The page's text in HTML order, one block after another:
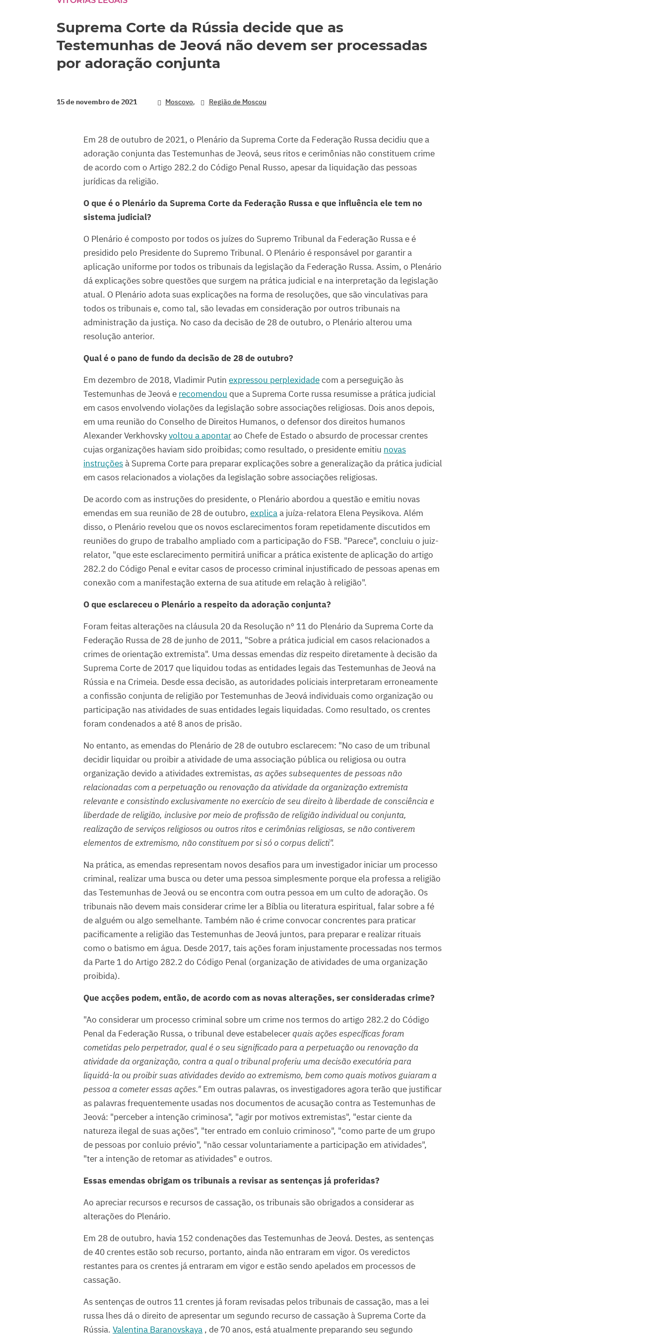
Suprema Corte da Rússia decide que as
Testemunhas de Jeová não devem ser processadas
por adoração conjunta
15 de novembro de 2021 Moscovo, Região de Moscou
Em 28 de outubro de 2021, o Plenário da Suprema Corte da Federação Russa decidiu que a
adoração conjunta das Testemunhas de Jeová, seus ritos e cerimônias não constituem crime
de acordo com o Artigo 282.2 do Código Penal Russo, apesar da liquidação das pessoas
jurídicas da religião.
O que é o Plenário da Suprema Corte da Federação Russa e que influência ele tem no
sistema judicial?
O Plenário é composto por todos os juízes do Supremo Tribunal da Federação Russa e é
presidido pelo Presidente do Supremo Tribunal. O Plenário é responsável por garantir a
aplicação uniforme por todos os tribunais da legislação da Federação Russa. Assim, o Plenário
dá explicações sobre questões que surgem na prática judicial e na interpretação da legislação
atual. O Plenário adota suas explicações na forma de resoluções, que são vinculativas para
todos os tribunais e, como tal, são levadas em consideração por outros tribunais na
administração da justiça. No caso da decisão de 28 de outubro, o Plenário alterou uma
resolução anterior.
Qual é o pano de fundo da decisão de 28 de outubro?
Em dezembro de 2018, Vladimir Putin expressou perplexidadecom a perseguição às
Testemunhas de Jeová e recomendou que a Suprema Corte russa resumisse a prática judicial
em casos envolvendo violações da legislação sobre associações religiosas. Dois anos depois,
em uma reunião do Conselho de Direitos Humanos, o defensor dos direitos humanos
Alexander Verkhovskyvoltou a apontarao Chefe de Estado o absurdo de processar crentes
cujas organizações haviam sido proibidas; como resultado, o presidente emitiu novas
instruçõesà Suprema Corte para preparar explicações sobre a generalização da prática judicial
em casos relacionados a violações da legislação sobre associações religiosas.
De acordo com as instruções do presidente, o Plenário abordou a questão e emitiu novas
emendas em sua reunião de 28 de outubro, explicaa juíza-relatora Elena Peysikova. Além
disso, o Plenário revelou que os novos esclarecimentos foram repetidamente discutidos em
reuniões do grupo de trabalho ampliado com a participação do FSB. "Parece", concluiu o juiz-
relator, "que este esclarecimento permitirá unificar a prática existente de aplicação do artigo
282.2 do Código Penal e evitar casos de processo criminal injustificado de pessoas apenas em
conexão com a manifestação externa de sua atitude em relação à religião".
O que esclareceu o Plenário a respeito da adoração conjunta?
Foram feitas alterações na cláusula 20 da Resolução nº 11 do Plenário da Suprema Corte da
Federação Russa de 28 de junho de 2011, "Sobre a prática judicial em casos relacionados a
crimes de orientação extremista". Uma dessas emendas diz respeito diretamente à decisão da
Suprema Corte de 2017 que liquidou todas as entidades legais das Testemunhas de Jeová na
Rússia e na Crimeia. Desde essa decisão, as autoridades policiais interpretaram erroneamente
a confissão conjunta de religião por Testemunhas de Jeová individuais como organização ou
participação nas atividades de suas entidades legais liquidadas. Como resultado, os crentes
foram condenados a até 8 anos de prisão.
No entanto, as emendas do Plenário de 28 de outubro esclarecem: "No caso de um tribunal
decidir liquidar ou proibir a atividade de uma associação pública ou religiosa ou outra
organização devido a atividades extremistas, as ações subsequentes de pessoas não
relacionadas com a perpetuação ou renovação da atividade da organização extremista
relevante e consistindo exclusivamente no exercício de seu direito à liberdade de consciência e
liberdade de religião, inclusive por meio de profissão de religião individual ou conjunta,
realização de serviços religiosos ou outros ritos e cerimônias religiosas, se não contiverem
elementos de extremismo, não constituem por si só o corpus delicti".
Na prática, as emendas representam novos desafios para um investigador iniciar um processo
criminal, realizar uma busca ou deter uma pessoa simplesmente porque ela professa a religião
das Testemunhas de Jeová ou se encontra com outra pessoa em um culto de adoração. Os
tribunais não devem mais considerar crime ler a Bíblia ou literatura espiritual, falar sobre a fé
de alguém ou algo semelhante. Também não é crime convocar concrentes para praticar
pacificamente a religião das Testemunhas de Jeová juntos, para preparar e realizar rituais
como o batismo em água. Desde 2017, tais ações foram injustamente processadas nos termos
da Parte 1 do Artigo 282.2 do Código Penal (organização de atividades de uma organização
proibida).
Que acções podem, então, de acordo com as novas alterações, ser consideradas crime?
"Ao considerar um processo criminal sobre um crime nos termos do artigo 282.2 do Código
Penal da Federação Russa, o tribunal deve estabelecer quais ações específicas foram
cometidas pelo perpetrador, qual é o seu significado para a perpetuação ou renovação da
atividade da organização, contra a qual o tribunal proferiu uma decisão executória para
liquidá-la ou proibir suas atividades devido ao extremismo, bem como quais motivos guiaram a
pessoa a cometer essas ações." Em outras palavras, os investigadores agora terão que justificar
as palavras frequentemente usadas nos documentos de acusação contra as Testemunhas de
Jeová: "perceber a intenção criminosa", "agir por motivos extremistas", "estar ciente da
natureza ilegal de suas ações", "ter entrado em conluio criminoso", "como parte de um grupo
de pessoas por conluio prévio", "não cessar voluntariamente a participação em atividades",
"ter a intenção de retomar as atividades" e outros.
Essas emendas obrigam os tribunais a revisar as sentenças já proferidas?
Ao apreciar recursos e recursos de cassação, os tribunais são obrigados a considerar as
alterações do Plenário.
Em 28 de outubro, havia 152 condenações das Testemunhas de Jeová. Destes, as sentenças
de 40 crentes estão sob recurso, portanto, ainda não entraram em vigor. Os veredictos
restantes para os crentes já entraram em vigor e estão sendo apelados em processos de
cassação.
As sentenças de outros 11 crentes já foram revisadas pelos tribunais de cassação, mas a lei
russa lhes dá o direito de apresentar um segundo recurso de cassação à Suprema Corte da
Rússia. Valentina Baranovskaya , de 70 anos, está atualmente preparando seu segundo